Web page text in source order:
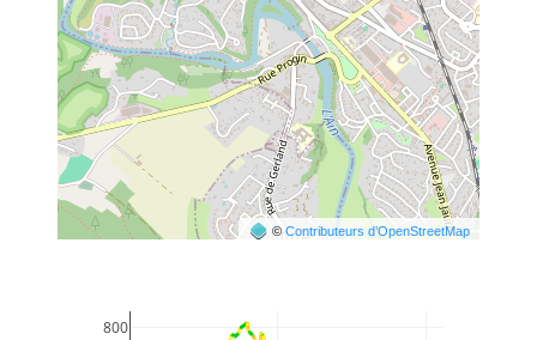
©Contributeurs d’OpenStreetMap
800